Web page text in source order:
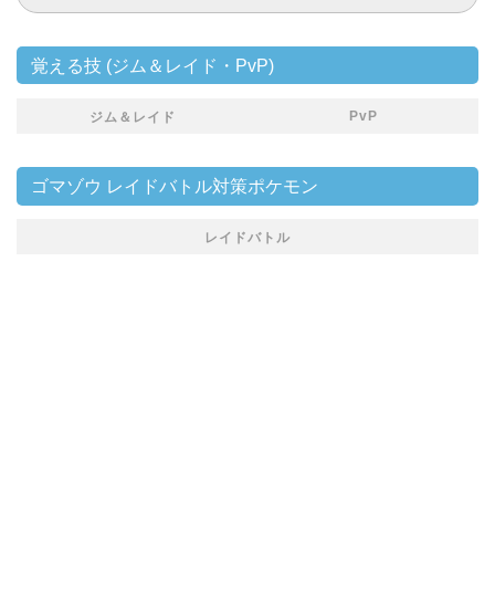
覚える技 (ジム＆レイド・PvP)
ジム＆レイド PvP
ゴマゾウ レイドバトル対策ポケモン
レイドバトル